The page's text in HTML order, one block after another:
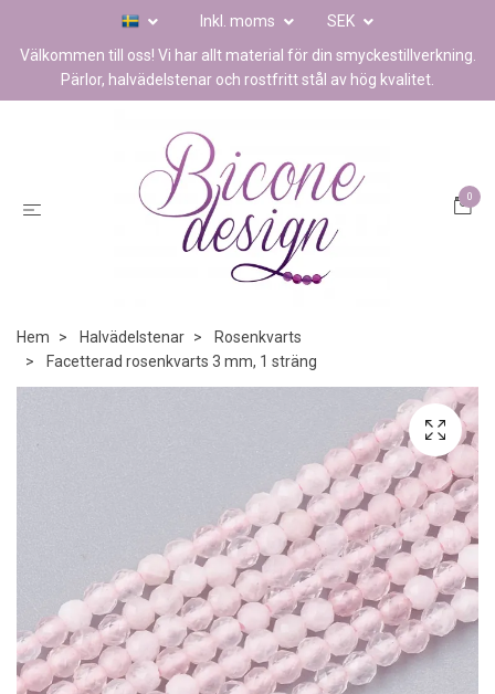
Inkl. moms
SEK
Välkommen till oss! Vi har allt material för din smyckestillverkning.
Pärlor, halvädelstenar och rostfritt stål av hög kvalitet.
0
Hem Halvädelstenar
Rosenkvarts
Facetterad rosenkvarts 3 mm, 1 sträng